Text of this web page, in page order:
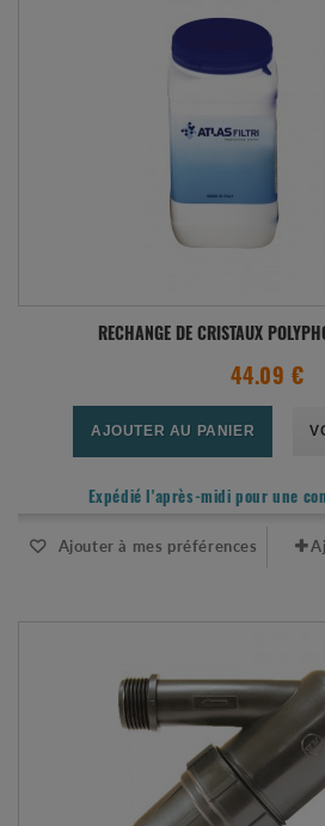
RECHANGE DE CRISTAUX
44.09 €
AJOUTER AU PANIER
Expédié l'après-midi pour une
Ajouter à mes préférences